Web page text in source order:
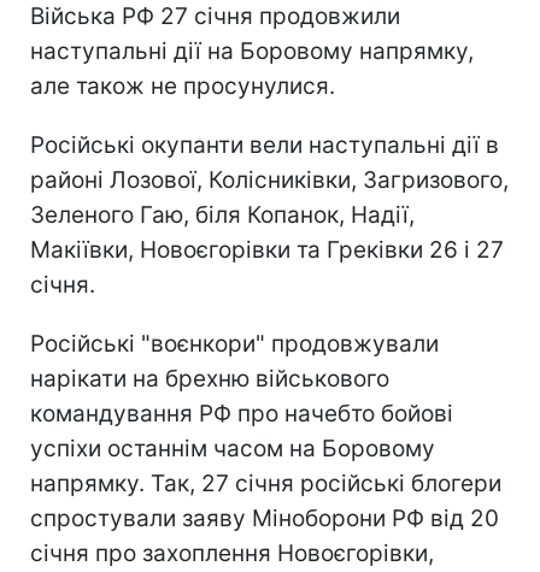
Війська РФ 27 січня продовжили
наступальні дії на Боровому напрямку,
але також не просунулися.
Російські окупанти вели наступальні дії в
районі Лозової, Колісниківки, Загризового,
Зеленого Гаю, біля Копанок, Надії,
Макіївки, Новоєгорівки та Греківки 26 і 27
січня.
Російські "воєнкори" продовжували
нарікати на брехню військового
командування РФ про начебто бойові
успіхи останнім часом на Боровому
напрямку. Так, 27 січня російські блогери
спростували заяву Міноборони РФ від 20
січня про захоплення Новоєгорівки,